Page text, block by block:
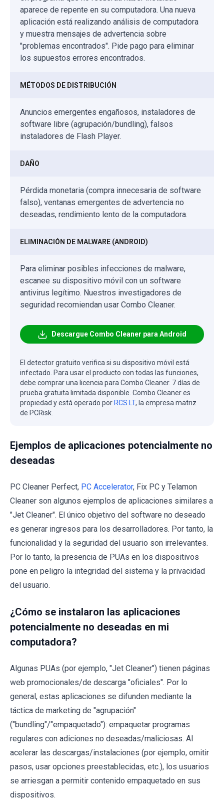
aparece de repente en su computadora. Una nueva
aplicación está realizando análisis de computadora
y muestra mensajes de advertencia sobre
"problemas encontrados". Pide pago para eliminar
los supuestos errores encontrados.
MÉTODOS DE DISTRIBUCIÓN
Anuncios emergentes engañosos, instaladores de
software libre (agrupación/bundling), falsos
instaladores de Flash Player.
DAÑO
Pérdida monetaria (compra innecesaria de software
falso), ventanas emergentes de advertencia no
deseadas, rendimiento lento de la computadora.
ELIMINACIÓN DE MALWARE (ANDROID)
Para eliminar posibles infecciones de malware,
escanee su dispositivo móvil con un software
antivirus legítimo. Nuestros investigadores de
seguridad recomiendan usar Combo Cleaner.
Descargue Combo Cleaner para Android
El detector gratuito verifica si su dispositivo móvil está
infectado. Para usar el producto con todas las funciones,
debe comprar una licencia para Combo Cleaner. 7 días de
prueba gratuita limitada disponible. Combo Cleaner es
propiedad y está operado por RCS LT, la empresa matriz
de PCRisk.
Ejemplos de aplicaciones potencialmente no
deseadas
PC Cleaner Perfect, PC Accelerator, Fix PC y Telamon
Cleaner son algunos ejemplos de aplicaciones similares a
"Jet Cleaner". El único objetivo del software no deseado
es generar ingresos para los desarrolladores. Por tanto, la
funcionalidad y la seguridad del usuario son irrelevantes.
Por lo tanto, la presencia de PUAs en los dispositivos
pone en peligro la integridad del sistema y la privacidad
del usuario.
¿Cómo se instalaron las aplicaciones
potencialmente no deseadas en mi
computadora?
Algunas PUAs (por ejemplo, "Jet Cleaner") tienen páginas
web promocionales/de descarga "oficiales". Por lo
general, estas aplicaciones se difunden mediante la
táctica de marketing de "agrupación"
("bundling"/"empaquetado"): empaquetar programas
regulares con adiciones no deseadas/maliciosas. Al
acelerar las descargas/instalaciones (por ejemplo, omitir
pasos, usar opciones preestablecidas, etc.), los usuarios
se arriesgan a permitir contenido empaquetado en sus
dispositivos.